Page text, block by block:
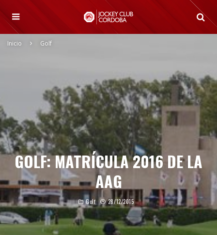
Inicio Golf
GOLF: MATRÍCULA 2016 DE LA
AAG
Golf 28/12/2015